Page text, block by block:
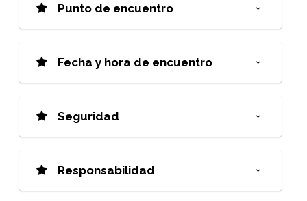
Punto de encuentro
Fecha y hora de encuentro
Seguridad
Responsabilidad